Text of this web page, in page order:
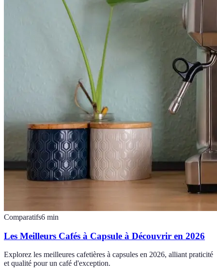
Comparatifs6 min
Les Meilleurs Cafés à Capsule à Découvrir en 2026
Explorez les meilleures cafetières à capsules en 2026, alliant praticité
et qualité pour un café d'exception.